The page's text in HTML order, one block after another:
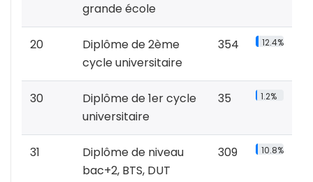
grande école
20
Diplôme de 2ème
cycle universitaire
354 12.4%
30
Diplôme de 1er cycle
universitaire
35 1.2%
31
Diplôme de niveau
bac+2, BTS, DUT
309 10.8%